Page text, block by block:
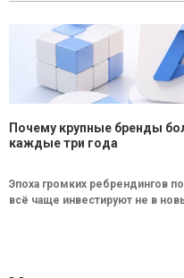
Почему крупные бренды
каждые три года
Эпоха громких ребрендингов
всё чаще инвестируют не в